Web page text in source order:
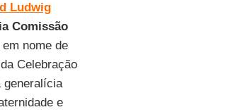
Ludwig
Comissão
em nome de
Celebração
generalícia
e